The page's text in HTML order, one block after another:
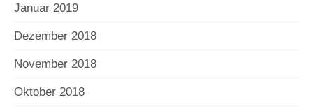
Januar 2019
Dezember 2018
November 2018
Oktober 2018